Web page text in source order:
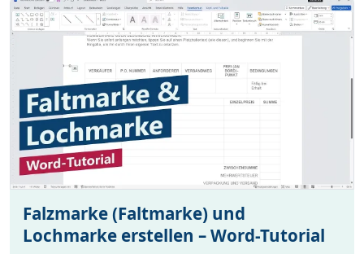
Falzmarke (Faltmarke) und
Lochmarke erstellen – Word-Tutorial